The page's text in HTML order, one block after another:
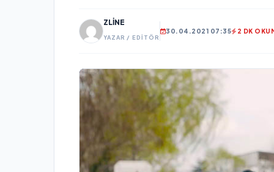
ZLINE
YAZAR / EDITÖR
30.04.2021 07:35 2 DK